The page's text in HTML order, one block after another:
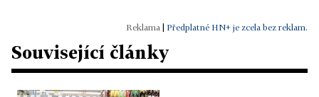
Předplatné HN+ je zcela bez reklam.
Související články